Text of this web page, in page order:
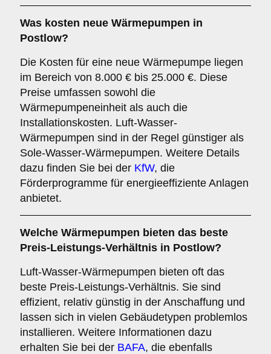
Was kosten neue Wärmepumpen in
Postlow?
Die Kosten für eine neue Wärmepumpe liegen
im Bereich von 8.000 € bis 25.000 €. Diese
Preise umfassen sowohl die
Wärmepumpeneinheit als auch die
Installationskosten. Luft-Wasser-
Wärmepumpen sind in der Regel günstiger als
Sole-Wasser-Wärmepumpen. Weitere Details
dazu finden Sie bei der KfW, die
Förderprogramme für energieeffiziente Anlagen
anbietet.
Welche Wärmepumpen bieten das beste
Preis-Leistungs-Verhältnis in Postlow?
Luft-Wasser-Wärmepumpen bieten oft das
beste Preis-Leistungs-Verhältnis. Sie sind
effizient, relativ günstig in der Anschaffung und
lassen sich in vielen Gebäudetypen problemlos
installieren. Weitere Informationen dazu
erhalten Sie bei der BAFA, die ebenfalls